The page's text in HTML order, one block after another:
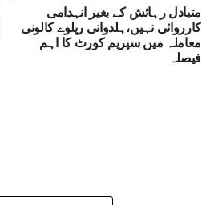
متبادل رہائش کے بغیر انہدامی
کارروائی نہیں،ہلدوانی ریلوے کالونی
معاملہ میں سپریم کورٹ کا اہم
فیصلہ